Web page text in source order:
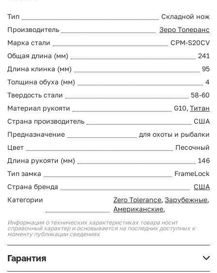
Тип
Складной нож
Производитель
Зеро Толеранс
Марка стали
CPM-S20CV
Общая длина (мм)
241
Длина клинка (мм)
95
Толщина обуха (мм)
4
Твердость стали
58-60
Материал рукояти
G10, Титан
Страна производитель
США
Предназначение
для охоты и рыбалки
Цвет
Песочный
Длина рукояти (мм)
146
Тип замка
FrameLock
Страна бренда
США
Категории
Zero Tolerance, Зарубежные,
Американские,
Информация о технических характеристиках товара носит
справочный характер и основывается на последних доступных к
моменту публикации сведениях
Гарантия